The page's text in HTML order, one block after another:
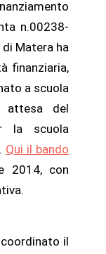
n.00238-
Matera ha
finanziaria,
a scuola
attesa del
la scuola
Qui il bando
2014, con
coordinato il